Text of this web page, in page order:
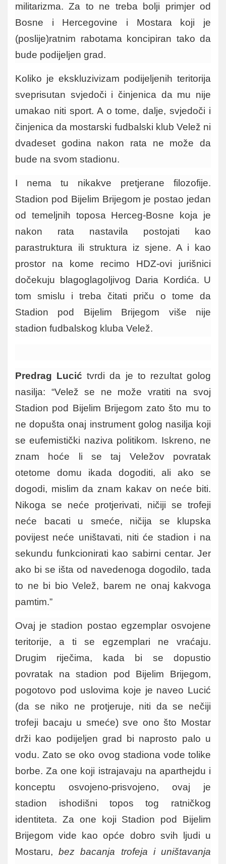
militarizma. Za to ne treba bolji primjer od
Bosne i Hercegovine i Mostara koji je
(poslije)ratnim rabotama koncipiran tako da
bude podijeljen grad.
Koliko je ekskluzivizam podijeljenih teritorija
sveprisutan svjedoči i činjenica da mu nije
umakao niti sport. A o tome, dalje, svjedoči i
činjenica da mostarski fudbalski klub Velež ni
dvadeset godina nakon rata ne može da
bude na svom stadionu.
I nema tu nikakve pretjerane filozofije.
Stadion pod Bijelim Brijegom je postao jedan
od temeljnih toposa Herceg-Bosne koja je
nakon rata nastavila postojati kao
parastruktura ili struktura iz sjene. A i kao
prostor na kome recimo HDZ-ovi jurišnici
dočekuju blagoglagoljivog Daria Kordića. U
tom smislu i treba čitati priču o tome da
Stadion pod Bijelim Brijegom više nije
stadion fudbalskog kluba Velež.
Predrag Lucić tvrdi da je to rezultat golog
nasilja: “Velež se ne može vratiti na svoj
Stadion pod Bijelim Brijegom zato što mu to
ne dopušta onaj instrument golog nasilja koji
se eufemistički naziva politikom. Iskreno, ne
znam hoće li se taj Veležov povratak
otetome domu ikada dogoditi, ali ako se
dogodi, mislim da znam kakav on neće biti.
Nikoga se neće protjerivati, ničiji se trofeji
neće bacati u smeće, ničija se klupska
povijest neće uništavati, niti će stadion i na
sekundu funkcionirati kao sabirni centar. Jer
ako bi se išta od navedenoga dogodilo, tada
to ne bi bio Velež, barem ne onaj kakvoga
pamtim.”
Ovaj je stadion postao egzemplar osvojene
teritorije, a ti se egzemplari ne vraćaju.
Drugim riječima, kada bi se dopustio
povratak na stadion pod Bijelim Brijegom,
pogotovo pod uslovima koje je naveo Lucić
(da se niko ne protjeruje, niti da se nečiji
trofeji bacaju u smeće) sve ono što Mostar
drži kao podijeljen grad bi naprosto palo u
vodu. Zato se oko ovog stadiona vode tolike
borbe. Za one koji istrajavaju na aparthejdu i
konceptu osvojeno-prisvojeno, ovaj je
stadion ishodišni topos tog ratničkog
identiteta. Za one koji Stadion pod Bijelim
Brijegom vide kao opće dobro svih ljudi u
Mostaru,bez bacanja trofeja i uništavanja